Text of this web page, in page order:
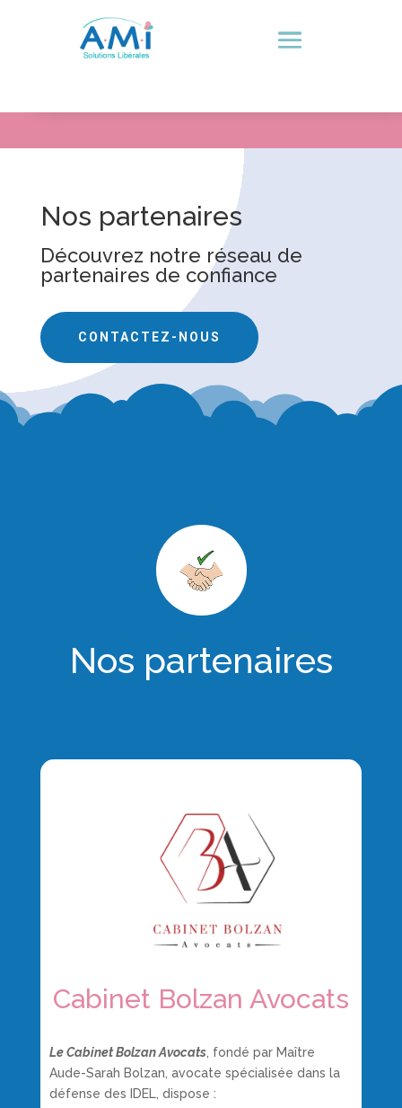
Nos partenaires
Découvrez notre réseau de
partenaires de confiance
CONTACTEZ-NOUS
Nos partenaires
Cabinet Bolzan Avocats
Le Cabinet BolzanAvocats, fondé par Maître
Aude-Sarah Bolzan, avocate spécialisée dans la
défense des IDEL, dispose :